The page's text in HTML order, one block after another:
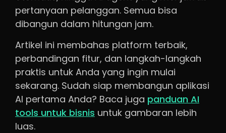
pertanyaan pelanggan. Semua bisa
dibangun dalam hitungan jam.
Artikel ini membahas platform terbaik,
perbandingan fitur, dan langkah-langkah
praktis untuk Anda yang ingin mulai
sekarang. Sudah siap membangun aplikasi
AI pertama Anda? Baca juga panduan AI
tools untuk bisnis untuk gambaran lebih
luas.